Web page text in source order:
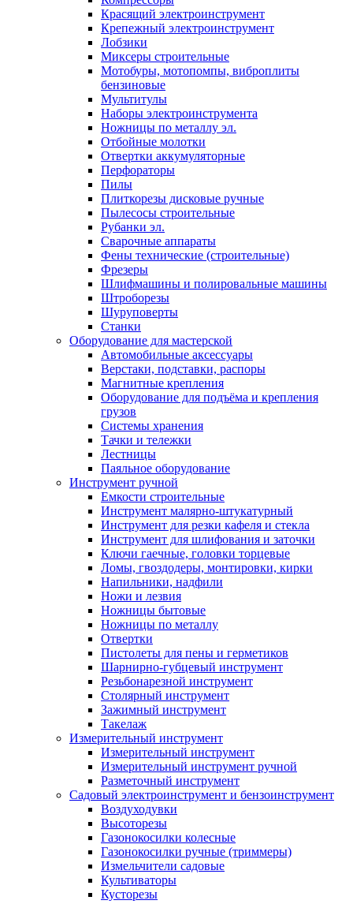
Красящий электроинструмент
Крепежный электроинструмент
Лобзики
Миксеры строительные
Мотобуры, мотопомпы, виброплиты
бензиновые
Мультитулы
Наборы электроинструмента
Ножницы по металлу эл.
Отбойные молотки
Отвертки аккумуляторные
Перфораторы
Пилы
Плиткорезы дисковые ручные
Пылесосы строительные
Рубанки эл.
Сварочные аппараты
Фены технические (строительные)
Фрезеры
Шлифмашины и полировальные машины
Штроборезы
Шуруповерты
Станки
Оборудование для мастерской
Автомобильные аксессуары
Верстаки, подставки, распоры
Магнитные крепления
Оборудование для подъёма и крепления
грузов
Системы хранения
Тачки и тележки
Лестницы
Паяльное оборудование
Инструмент ручной
Емкости строительные
Инструмент малярно-штукатурный
Инструмент для резки кафеля и стекла
Инструмент для шлифования и заточки
Ключи гаечные, головки торцевые
Ломы, гвоздодеры, монтировки, кирки
Напильники, надфили
Ножи и лезвия
Ножницы бытовые
Ножницы по металлу
Отвертки
Пистолеты для пены и герметиков
Шарнирно-губцевый инструмент
Резьбонарезной инструмент
Столярный инструмент
Зажимный инструмент
Такелаж
Измерительный инструмент
Измерительный инструмент
Измерительный инструмент ручной
Разметочный инструмент
Садовый электроинструмент и бензоинструмент
Воздуходувки
Высоторезы
Газонокосилки колесные
Газонокосилки ручные (триммеры)
Измельчители садовые
Культиваторы
Кусторезы